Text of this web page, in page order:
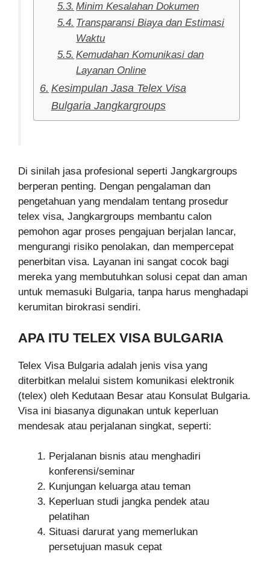
Minim Kesalahan Dokumen
Transparansi Biaya dan Estimasi
Waktu
Kemudahan Komunikasi dan
Layanan Online
Kesimpulan Jasa Telex Visa
Bulgaria Jangkargroups
Di sinilah jasa profesional seperti Jangkargroups
berperan penting. Dengan pengalaman dan
pengetahuan yang mendalam tentang prosedur
telex visa, Jangkargroups membantu calon
pemohon agar proses pengajuan berjalan lancar,
mengurangi risiko penolakan, dan mempercepat
penerbitan visa. Layanan ini sangat cocok bagi
mereka yang membutuhkan solusi cepat dan aman
untuk memasuki Bulgaria, tanpa harus menghadapi
kerumitan birokrasi sendiri.
APA ITU TELEX VISA BULGARIA
Telex Visa Bulgaria adalah jenis visa yang
diterbitkan melalui sistem komunikasi elektronik
(telex) oleh Kedutaan Besar atau Konsulat Bulgaria.
Visa ini biasanya digunakan untuk keperluan
mendesak atau perjalanan singkat, seperti:
Perjalanan bisnis atau menghadiri
konferensi/seminar
Kunjungan keluarga atau teman
Keperluan studi jangka pendek atau
pelatihan
Situasi darurat yang memerlukan
persetujuan masuk cepat